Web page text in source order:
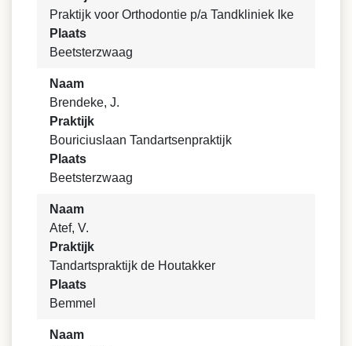
Praktijk voor Orthodontie p/a Tandkliniek Ike
Plaats
Beetsterzwaag
Naam
Brendeke, J.
Praktijk
Bouriciuslaan Tandartsenpraktijk
Plaats
Beetsterzwaag
Naam
Atef, V.
Praktijk
Tandartspraktijk de Houtakker
Plaats
Bemmel
Naam